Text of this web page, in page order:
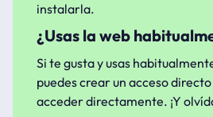
instalarla.
¿Usas la web
Si te gusta y usas
puedes crear un acceso
acceder directamente. ¡Y